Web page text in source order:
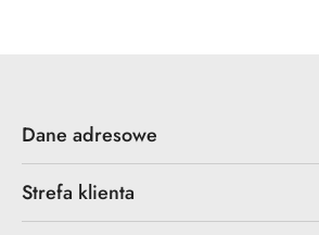
Dane adresowe
Strefa klienta